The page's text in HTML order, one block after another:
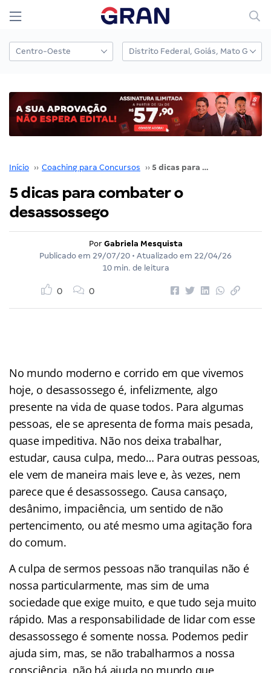
Início ›› Coaching para Concursos ›› 5 dicas para combater o desassossego
5 dicas para combater o
desassossego
Por Gabriela Mesquista
Publicado em 29/07/20 • Atualizado em 22/04/26
10 min. de leitura
0 0
No mundo moderno e corrido em que vivemos
hoje, o desassossego é, infelizmente, algo
presente na vida de quase todos. Para algumas
pessoas, ele se apresenta de forma mais pesada,
quase impeditiva. Não nos deixa trabalhar,
estudar, causa culpa, medo… Para outras pessoas,
ele vem de maneira mais leve e, às vezes, nem
parece que é desassossego. Causa cansaço,
desânimo, impaciência, um sentido de não
pertencimento, ou até mesmo uma agitação fora
do comum.
A culpa de sermos pessoas não tranquilas não é
nossa particularmente, mas sim de uma
sociedade que exige muito, e que tudo seja muito
rápido. Mas a responsabilidade de lidar com esse
desassossego é somente nossa. Podemos pedir
ajuda sim, mas, se não trabalharmos a nossa
consciência, não há ajuda no mundo que